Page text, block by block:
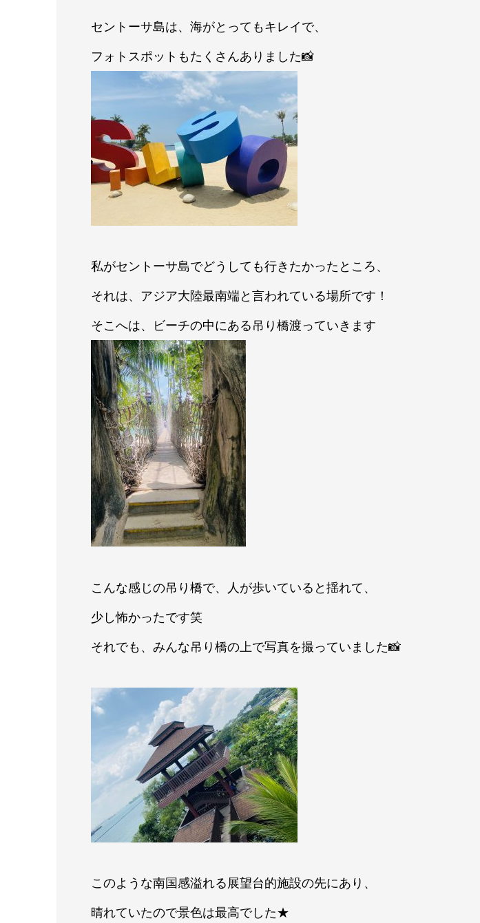
セントーサ島は、海がとってもキレイで、
フォトスポットもたくさんありました📸
私がセントーサ島でどうしても行きたかったところ、
それは、アジア大陸最南端と言われている場所です！
そこへは、ビーチの中にある吊り橋渡っていきます
こんな感じの吊り橋で、人が歩いていると揺れて、
少し怖かったです笑
それでも、みんな吊り橋の上で写真を撮っていました📸
このような南国感溢れる展望台的施設の先にあり、
晴れていたので景色は最高でした★